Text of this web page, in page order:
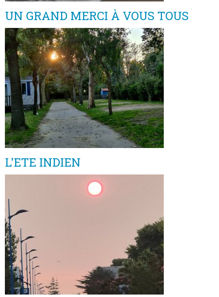
UN GRAND MERCI À VOUS TOUS
L'ETE INDIEN